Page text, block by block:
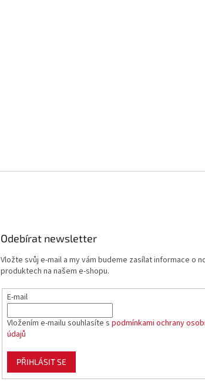
Odebírat newsletter
Vložte svůj e-mail a my vám budeme zasílat informace o
produktech na našem e-shopu.
E-mail
Vložením e-mailu souhlasíte spodmínkami ochrany
údajů
PŘIHLÁSIT SE